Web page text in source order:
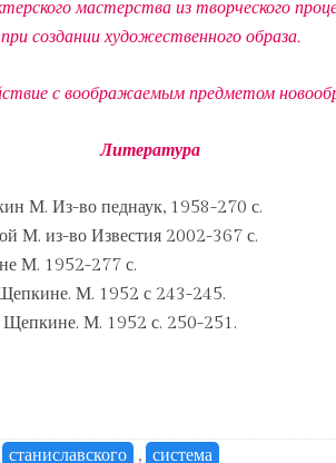
мастерства из творческого
создании художественного образа.
с воображаемым предметом
Литература
М. Из-во педнаук, 1958-270 с.
М. из-во Известия 2002-367 с.
М. 1952-277 с.
М. 1952 с 243-245.
М. 1952 с. 250-251.
станиславского , система